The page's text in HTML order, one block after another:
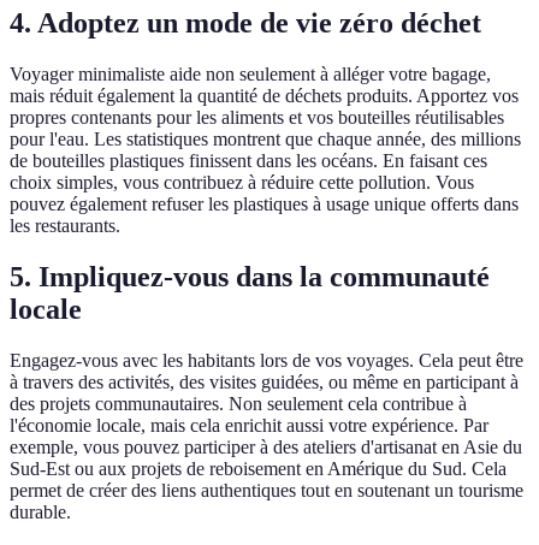
4. Adoptez un mode de vie zéro déchet
Voyager minimaliste aide non seulement à alléger votre bagage,
mais réduit également la quantité de déchets produits. Apportez vos
propres contenants pour les aliments et vos bouteilles réutilisables
pour l'eau. Les statistiques montrent que chaque année, des millions
de bouteilles plastiques finissent dans les océans. En faisant ces
choix simples, vous contribuez à réduire cette pollution. Vous
pouvez également refuser les plastiques à usage unique offerts dans
les restaurants.
5. Impliquez-vous dans la communauté
locale
Engagez-vous avec les habitants lors de vos voyages. Cela peut être
à travers des activités, des visites guidées, ou même en participant à
des projets communautaires. Non seulement cela contribue à
l'économie locale, mais cela enrichit aussi votre expérience. Par
exemple, vous pouvez participer à des ateliers d'artisanat en Asie du
Sud-Est ou aux projets de reboisement en Amérique du Sud. Cela
permet de créer des liens authentiques tout en soutenant un tourisme
durable.